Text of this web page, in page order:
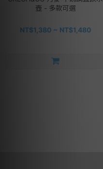
壺 - 多款可選
NT$1,380 ~ NT$1,480